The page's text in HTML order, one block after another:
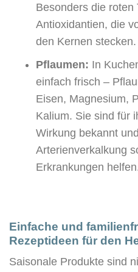
Besonders die roten
Antioxidantien, die
den Kernen stecken.
Pflaumen: In
einfach frisch –
Eisen, Magnesium,
Kalium. Sie sind für
Wirkung bekannt
Arterienverkalkung
Erkrankungen
Einfache und
Rezeptideen für den
Saisonale Produkte sind